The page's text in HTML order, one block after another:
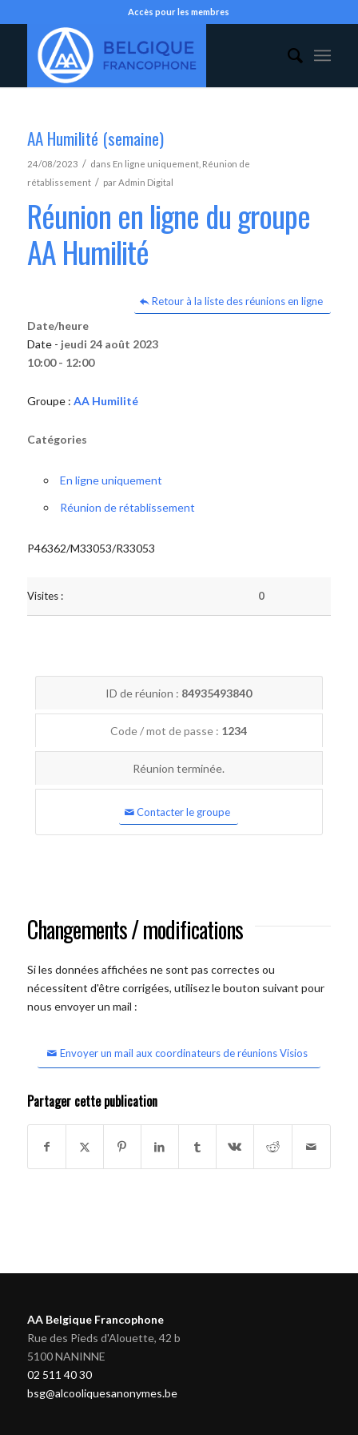
Accès pour les membres
AA Humilité (semaine)
24/08/2023 / dans En ligne uniquement, Réunion de
rétablissement / parAdmin Digital
Réunion en ligne du groupe
AA Humilité
Retour à la liste des réunions en ligne
Date/heure
Date - jeudi 24 août 2023
10:00 - 12:00
Groupe : AA Humilité
Catégories
En ligne uniquement
Réunion de rétablissement
P46362/M33053/R33053
Visites : 0
ID de réunion : 84935493840
Code / mot de passe : 1234
Réunion terminée.
Contacter le groupe
Changements / modifications
Si les données affichées ne sont pas correctes ou
nécessitent d'être corrigées, utilisez le bouton suivant pour
nous envoyer un mail :
Envoyer un mail aux coordinateurs de réunions Visios
Partager cette publication
AA Belgique Francophone
Rue des Pieds d'Alouette, 42 b
5100 NANINNE
02 511 40 30
bsg@alcooliquesanonymes.be